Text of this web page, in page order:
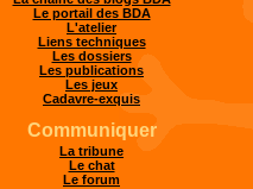
Le portail des BDA
L'atelier
Liens techniques
Les dossiers
Les publications
Les jeux
Cadavre-exquis
Communiquer
La tribune
Le chat
Le forum